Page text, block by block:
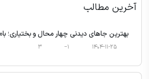
آخرین مطالب
بهترین جاهای دیدنی چهار محال و بختیاری؛
1404-11-25
3